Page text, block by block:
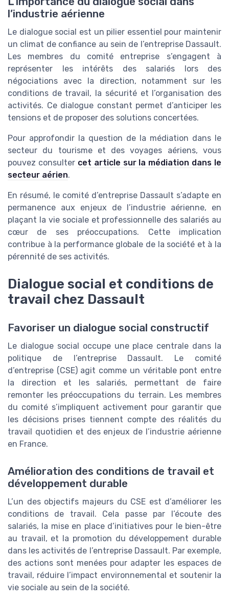
l’industrie aérienne
Le dialogue social est un pilier essentiel pour maintenir
un climat de confiance au sein de l’entreprise Dassault.
Les membres du comité entreprise s’engagent à
représenter les intérêts des salariés lors des
négociations avec la direction, notamment sur les
conditions de travail, la sécurité et l’organisation des
activités. Ce dialogue constant permet d’anticiper les
tensions et de proposer des solutions concertées.
Pour approfondir la question de la médiation dans le
secteur du tourisme et des voyages aériens, vous
pouvez consulter cet article sur la médiation dans le
secteur aérien.
En résumé, le comité d’entreprise Dassault s’adapte en
permanence aux enjeux de l’industrie aérienne, en
plaçant la vie sociale et professionnelle des salariés au
cœur de ses préoccupations. Cette implication
contribue à la performance globale de la société et à la
pérennité de ses activités.
Dialogue social et conditions de
travail chez Dassault
Favoriser un dialogue social constructif
Le dialogue social occupe une place centrale dans la
politique de l’entreprise Dassault. Le comité
d’entreprise (CSE) agit comme un véritable pont entre
la direction et les salariés, permettant de faire
remonter les préoccupations du terrain. Les membres
du comité s’impliquent activement pour garantir que
les décisions prises tiennent compte des réalités du
travail quotidien et des enjeux de l’industrie aérienne
en France.
Amélioration des conditions de travail et
développement durable
L’un des objectifs majeurs du CSE est d’améliorer les
conditions de travail. Cela passe par l’écoute des
salariés, la mise en place d’initiatives pour le bien-être
au travail, et la promotion du développement durable
dans les activités de l’entreprise Dassault. Par exemple,
des actions sont menées pour adapter les espaces de
travail, réduire l’impact environnemental et soutenir la
vie sociale au sein de la société.